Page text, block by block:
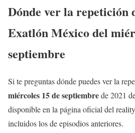
Dónde ver la repetición
Exatlón México del
septiembre
Si te preguntas dónde puedes ver la
miércoles 15de septiembrede 2021
disponible en la página oficial del
incluidos los de episodios anteriores.